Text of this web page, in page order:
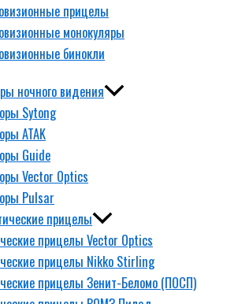
прицелы
монокуляры
бинокли
ночного видения
Sytong
ATAK
Guide
Vector Optics
Pulsar
прицелы
прицелы Vector Optics
прицелы Nikko Stirling
прицелы Зенит-Беломо (ПОСП)